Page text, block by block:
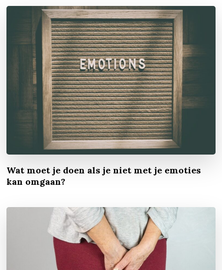
Wat moet je doen als je niet met je emoties
kan omgaan?